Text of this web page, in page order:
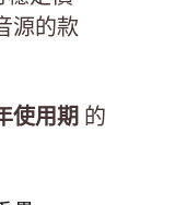
源的款
使用期 的